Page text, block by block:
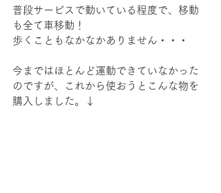
普段サービスで動いている程度で、移動
も全て車移動！
歩くこともなかなかありません・・・
今まではほとんど運動できていなかった
のですが、これから使おうとこんな物を
購入しました。↓